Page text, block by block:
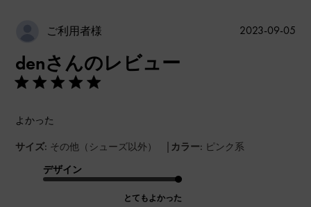
ご利用者様
denさんのレビュー
よかった
サイズ: その他（シューズ以外） | カラー: ピンク系
デザイン
とてもよかった
公
2023-09-05